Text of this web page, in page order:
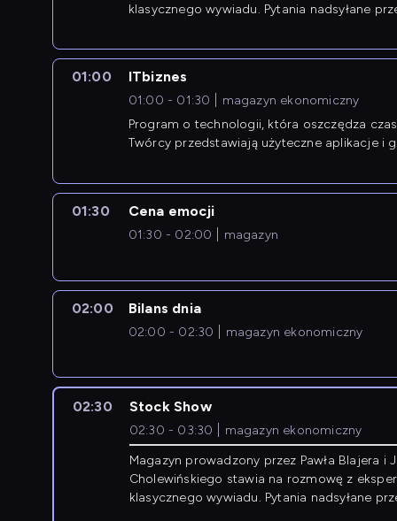
klasycznego wywiadu. Pytania nadsyłane
01:00 ITbiznes
01:00 - 01:30
magazyn ekonomiczny
Program o technologii, która oszczędza
Twórcy przedstawiają użyteczne aplikacje i
01:30 Cena emocji
01:30 - 02:00 magazyn
02:00 Bilans dnia
02:00 - 02:30 magazyn ekonomiczny
02:30 Stock Show
02:30 - 03:30
magazyn ekonomiczny
Magazyn prowadzony przez Pawła Blajera i
Cholewińskiego stawia na rozmowę z
klasycznego wywiadu. Pytania nadsyłane